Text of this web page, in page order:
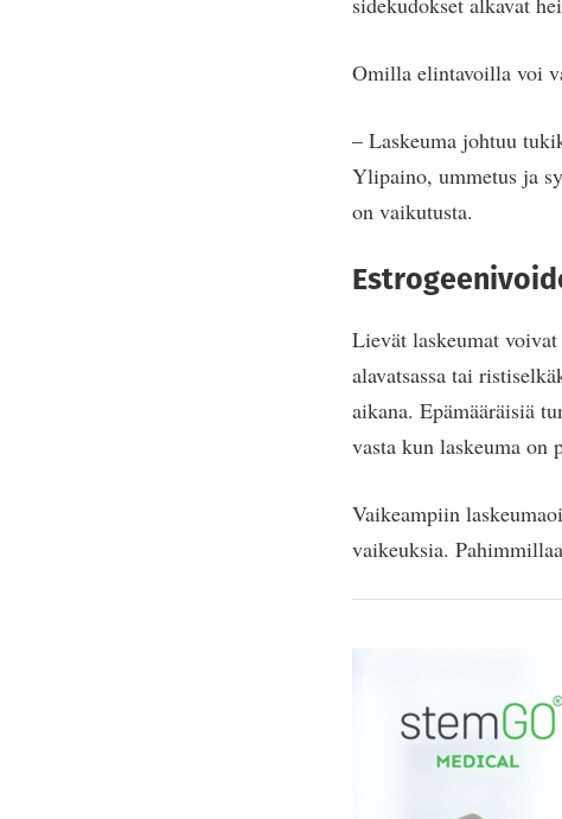
Omilla elintavoilla voi
– Laskeuma johtuu
Ylipaino, ummetus ja
on vaikutusta.
Lievät laskeumat
alavatsassa tai
aikana. Epämääräisiä
vasta kun laskeuma on
Vaikeampiin
vaikeuksia.